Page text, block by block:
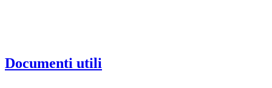
Documenti utili